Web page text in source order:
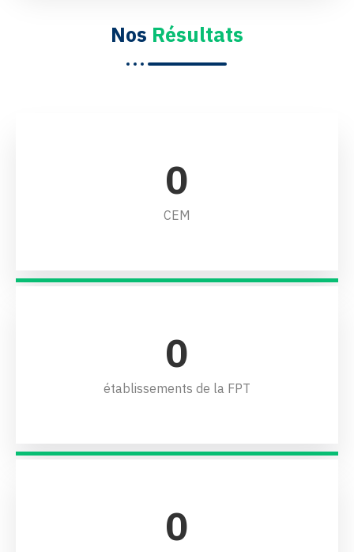
Nos Résultats
0
CEM
0
établissements de la FPT
0